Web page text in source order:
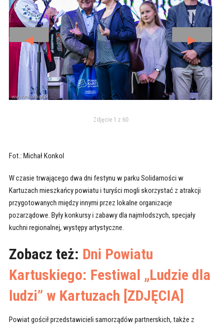
◄ ►
Zdjęcie 1 z 60
Fot.: Michał Konkol
W czasie trwającego dwa dni festynu w parku Solidarności w
Kartuzach mieszkańcy powiatu i turyści mogli skorzystać z atrakcji
przygotowanych między innymi przez lokalne organizacje
pozarządowe. Były konkursy i zabawy dla najmłodszych, specjały
kuchni regionalnej, występy artystyczne.
Zobacz też: Dni Powiatu
Kartuskiego: Festiwal „Ludzie dla
ludzi” w Kartuzach [ZDJĘCIA]
Powiat gościł przedstawicieli samorządów partnerskich, także z